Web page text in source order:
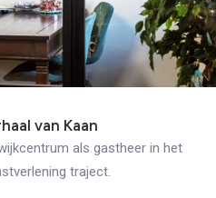
van Kaan
als gastheer in het
traject.